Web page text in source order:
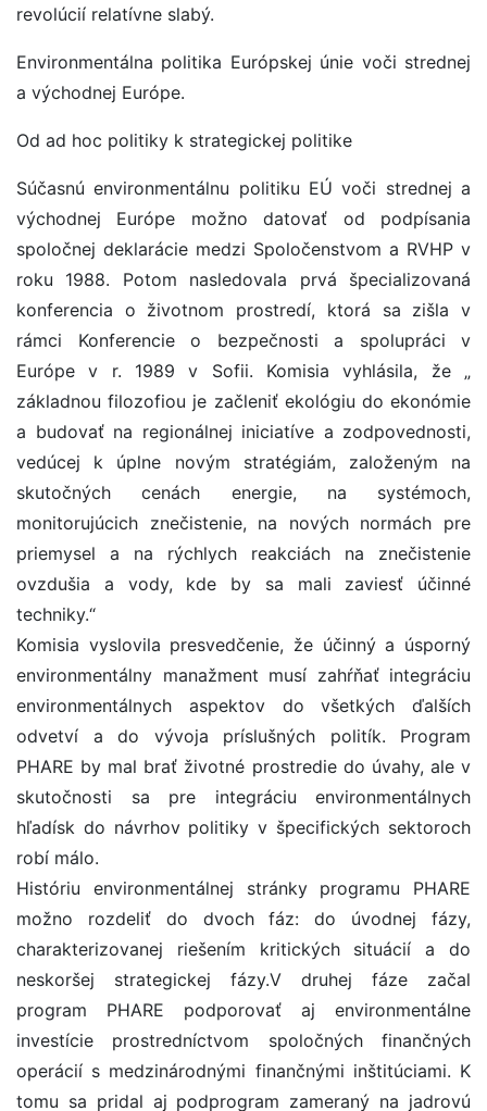
revolúcií relatívne slabý.
Environmentálna politika Európskej únie voči strednej
a východnej Európe.
Od ad hoc politiky k strategickej politike
Súčasnú environmentálnu politiku EÚ voči strednej a
východnej Európe možno datovať od podpísania
spoločnej deklarácie medzi Spoločenstvom a RVHP v
roku 1988. Potom nasledovala prvá špecializovaná
konferencia o životnom prostredí, ktorá sa zišla v
rámci Konferencie o bezpečnosti a spolupráci v
Európe v r. 1989 v Sofii. Komisia vyhlásila, že „
základnou filozofiou je začleniť ekológiu do ekonómie
a budovať na regionálnej iniciatíve a zodpovednosti,
vedúcej k úplne novým stratégiám, založeným na
skutočných cenách energie, na systémoch,
monitorujúcich znečistenie, na nových normách pre
priemysel a na rýchlych reakciách na znečistenie
ovzdušia a vody, kde by sa mali zaviesť účinné
techniky.“
Komisia vyslovila presvedčenie, že účinný a úsporný
environmentálny manažment musí zahŕňať integráciu
environmentálnych aspektov do všetkých ďalších
odvetví a do vývoja príslušných politík. Program
PHARE by mal brať životné prostredie do úvahy, ale v
skutočnosti sa pre integráciu environmentálnych
hľadísk do návrhov politiky v špecifických sektoroch
robí málo.
Históriu environmentálnej stránky programu PHARE
možno rozdeliť do dvoch fáz: do úvodnej fázy,
charakterizovanej riešením kritických situácií a do
neskoršej strategickej fázy.V druhej fáze začal
program PHARE podporovať aj environmentálne
investície prostredníctvom spoločných finančných
operácií s medzinárodnými finančnými inštitúciami. K
tomu sa pridal aj podprogram zameraný na jadrovú